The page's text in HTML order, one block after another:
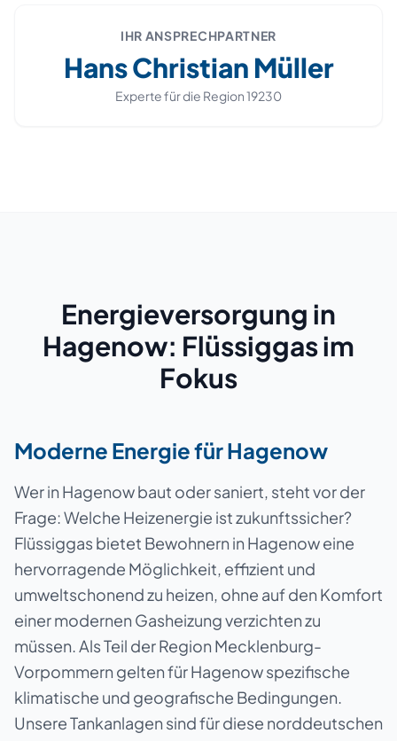
IHR ANSPRECHPARTNER
Hans Christian Müller
Experte für die Region19230
Energieversorgung in
Hagenow: Flüssiggas im
Fokus
Moderne Energie für Hagenow
Wer in Hagenow baut oder saniert, steht vor der
Frage: Welche Heizenergie ist zukunftssicher?
Flüssiggas bietet Bewohnern in Hagenow eine
hervorragende Möglichkeit, effizient und
umweltschonend zu heizen, ohne auf den Komfort
einer modernen Gasheizung verzichten zu
müssen. Als Teil der Region Mecklenburg-
Vorpommern gelten für Hagenow spezifische
klimatische und geografische Bedingungen.
Unsere Tankanlagen sind für diese norddeutschen